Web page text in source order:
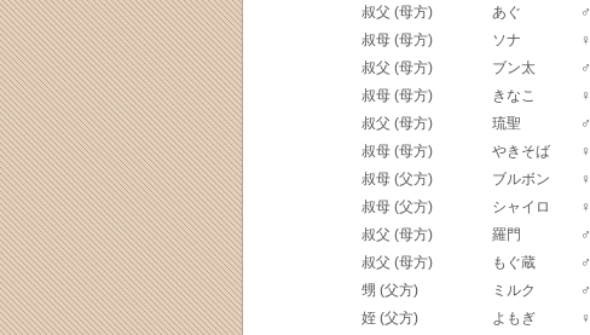
叔父 (母方) あぐ ♂
叔母 (母方) ソナ ♀
叔父 (母方) ブン太 ♂
叔母 (母方) きなこ ♀
叔父 (母方) 琉聖 ♂
叔母 (母方) やきそば ♀
叔母 (父方) ブルボン ♀
叔母 (父方) シャイロ ♀
叔父 (母方) 羅門 ♂
叔父 (母方) もぐ蔵 ♂
甥 (父方) ミルク ♂
姪 (父方) よもぎ ♀